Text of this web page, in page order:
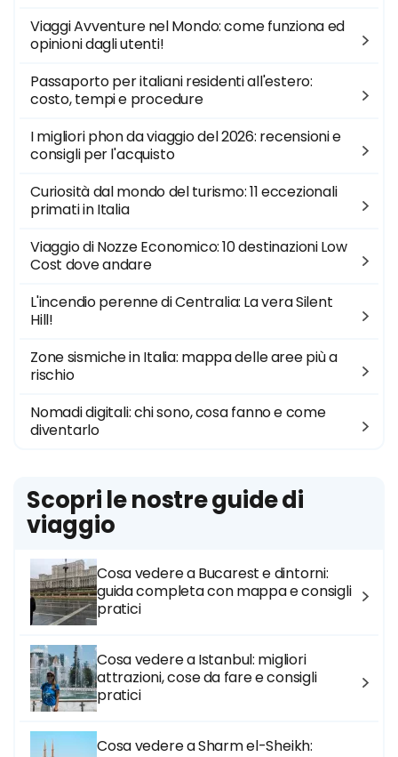
Viaggi Avventure nel Mondo: come funziona ed
opinioni dagli utenti!
Passaporto per italiani residenti all'estero:
costo, tempi e procedure
I migliori phon da viaggio del 2026: recensioni e
consigli per l'acquisto
Curiosità dal mondo del turismo: 11 eccezionali
primati in Italia
Viaggio di Nozze Economico: 10 destinazioni Low
Cost dove andare
L'incendio perenne di Centralia: La vera Silent
Hill!
Zone sismiche in Italia: mappa delle aree più a
rischio
Nomadi digitali: chi sono, cosa fanno e come
diventarlo
Scopri le nostre guide di
viaggio
Cosa vedere a Bucarest e dintorni:
guida completa con mappa e consigli
pratici
Cosa vedere a Istanbul: migliori
attrazioni, cose da fare e consigli
pratici
Cosa vedere a Sharm el-Sheikh: